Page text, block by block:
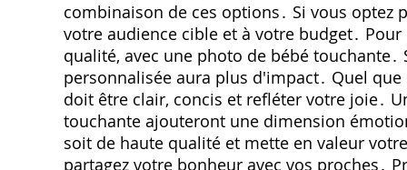
combinaison de ces options․ Si vous
votre audience cible et à votre budget․
qualité, avec une photo de bébé
personnalisée aura plus d'impact․ Quel
doit être clair, concis et refléter votre joie․
touchante ajouteront une dimension
soit de haute qualité et mette en valeur
partagez votre bonheur avec vos proches․